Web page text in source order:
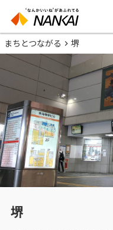
まちとつながる 堺
堺